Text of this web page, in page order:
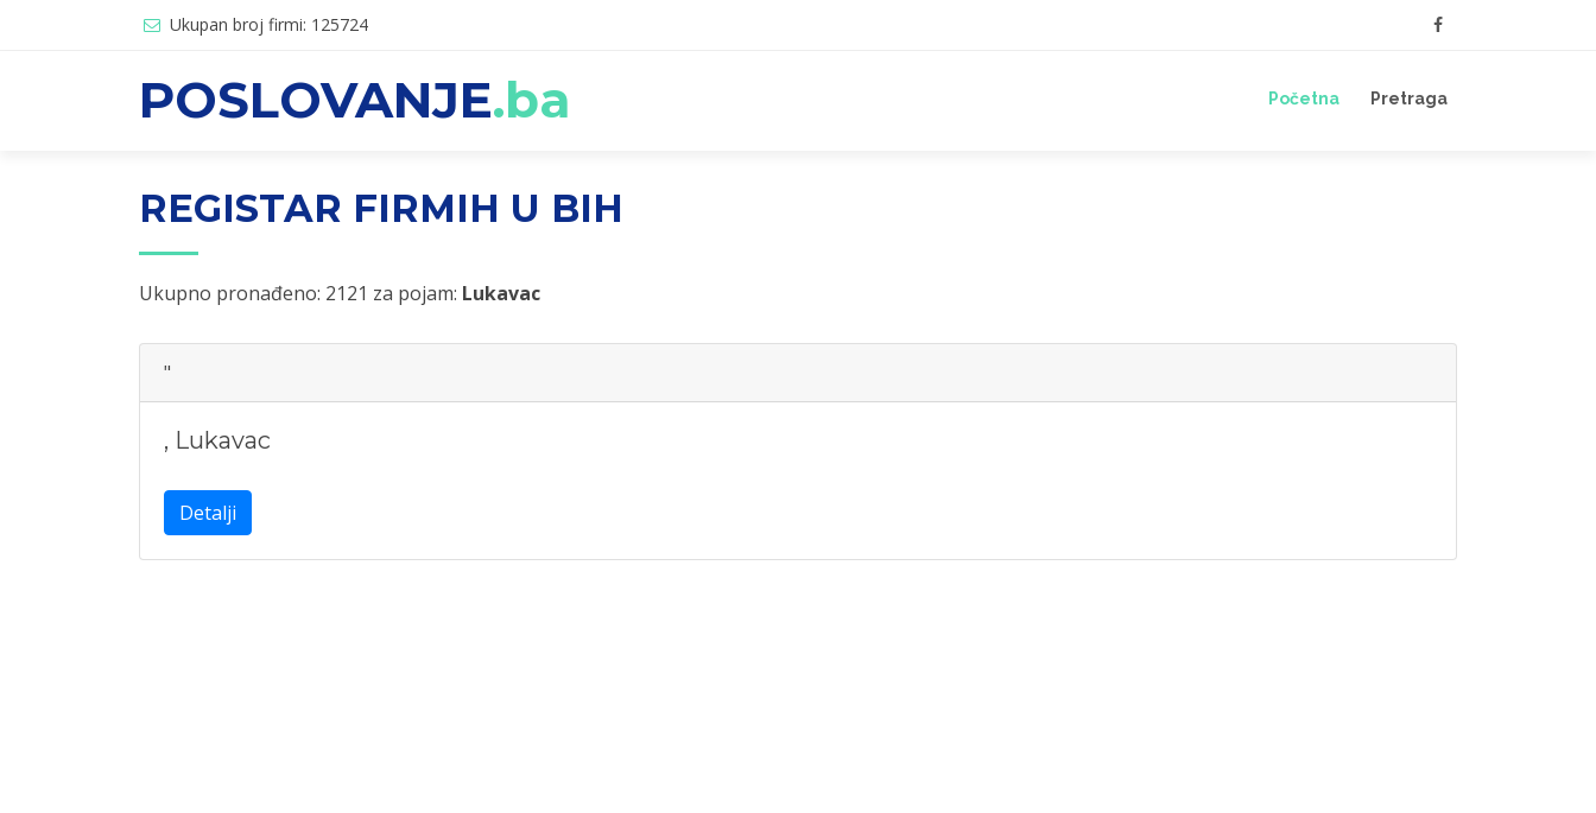
Ukupan broj firmi: 125724
POSLOVANJE.ba Početna Pretraga
REGISTAR FIRMIH U BIH
Ukupno pronađeno: 2121 za pojam: Lukavac
"
, Lukavac
Detalji